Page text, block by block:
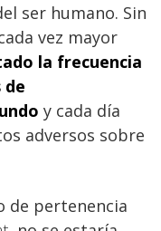
ser humano. Sin
vez mayor
la frecuencia
de
y cada día
adversos sobre
de pertenencia